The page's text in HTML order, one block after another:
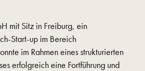
mit Sitz in Freiburg, ein
Start-up im Bereich
im Rahmen eines strukturierten
erfolgreich eine Fortführung und